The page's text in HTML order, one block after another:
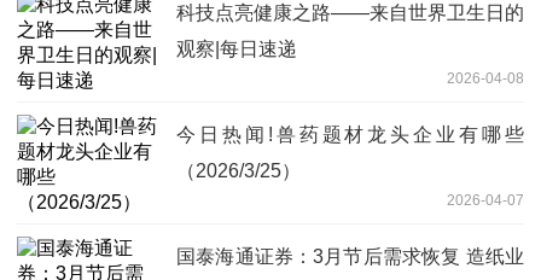
科技点亮健康之路——来自世界卫生日的
观察|每日速递
2026-04-08
今日热闻!兽药题材龙头企业有哪些
（2026/3/25）
2026-04-07
国泰海通证券：3月节后需求恢复 造纸业